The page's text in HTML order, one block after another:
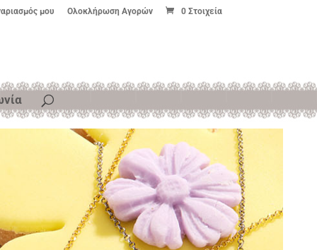
μου Ολοκλήρωση Αγορών 0 Στοιχεία